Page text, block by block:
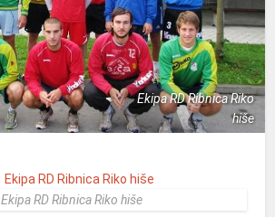
Ekipa RD Ribnica Riko
hiše
Ekipa RD Ribnica Riko hiše